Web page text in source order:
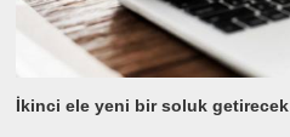
İkinci ele yeni bir soluk getirecek